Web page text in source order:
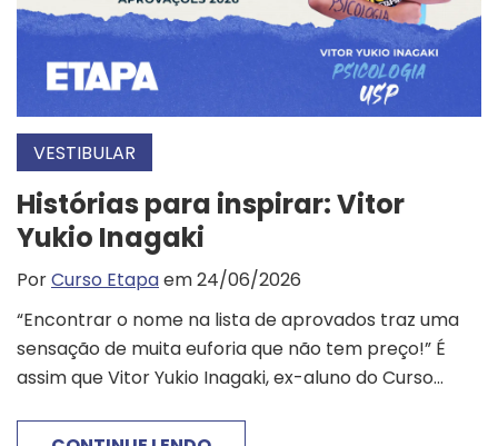
VESTIBULAR
Histórias para inspirar: Vitor
Yukio Inagaki
PorCurso Etapaem 24/06/2026
“Encontrar o nome na lista de aprovados traz uma
sensação de muita euforia que não tem preço!” É
assim que Vitor Yukio Inagaki, ex-aluno do Curso...